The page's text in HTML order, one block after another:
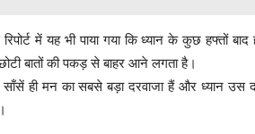
में यह भी पाया गया कि ध्यान के कुछ हफ्तों बाद
बातों की पकड़ से बाहर आने लगता है।
ही मन का सबसे बड़ा दरवाजा हैं और ध्यान उस